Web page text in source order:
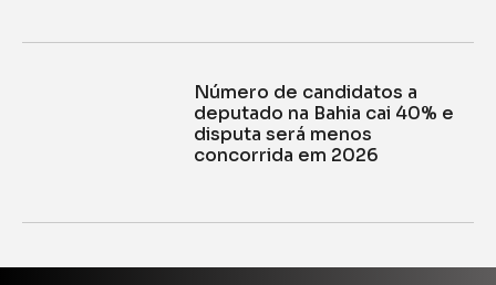
Número de candidatos a
deputado na Bahia cai 40% e
disputa será menos
concorrida em 2026